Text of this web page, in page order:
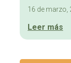
16 de marzo,
Leer más